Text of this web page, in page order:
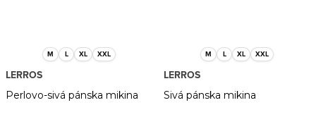
M L XL XXL
Perlovo-sivá pánska mikina
LERROS
M L XL XXL
Sivá pánska mikina
LERROS